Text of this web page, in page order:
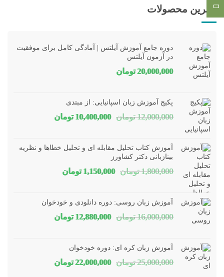
بهترین محصولات
دوره جامع آموزش آیلتس | آمادگی کامل برای موفقیت
در آزمون آیلتس
20,000,000 تومان
پکیج آموزش زبان اسپانیایی: از مبتدی
12,000,000 تومان قیمت
بود.
10,400,000 تومانقیمت
است.
آموزش کتاب تحلیل مقابله ای و تحلیل خطاها و نظریه
بینازبانی دکتر کشاورز
1,800,000 تومان قیمت
بود.
1,150,000 تومانقیمت
است.
آموزش زبان روسی: دوره دانلودی و خودخوان
16,000,000 تومان قیمت
بود.
12,880,000 تومانقیمت
آموزش زبان کره ای: دوره خودخوان
25,000,000 تومان قیمت
22,000,000 تومانقیمت